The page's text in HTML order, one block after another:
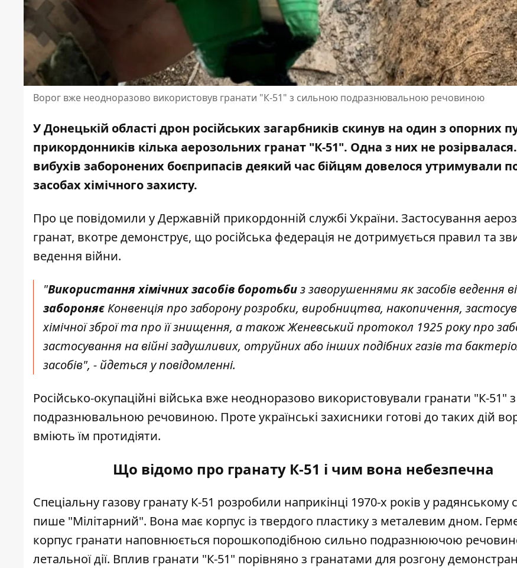
Ворог вже неодноразово використовув гранати "К-51" з сильною подразнювальною речовиною
У Донецькій області дрон російських загарбників скинув на один з опорних
прикордонників кілька аерозольних гранат "К-51". Одна з них не
вибухів заборонених боєприпасів деякий час бійцям довелося утримували
засобах хімічного захисту.
Про це повідомили у Державній прикордонній службі України. Застосування
гранат, вкотре демонструє, що російська федерація не дотримується правил та
ведення війни.
"Використання хімічних засобів боротьбиз заворушеннями як засобів ведення
забороняє Конвенція про заборону розробки, виробництва, накопичення,
хімічної зброї та про її знищення, а також Женевський протокол 1925 року про
застосування на війні задушливих, отруйних або інших подібних газів та
засобів", - йдеться у повідомленні.
Російсько-окупаційні війська вже неодноразово використовували гранати "К-51"
подразнювальною речовиною. Проте українські захисники готові до таких дій
вміють їм протидіяти.
Що відомо про гранату К-51 і чим вона небезпечна
Спеціальну газову гранату К-51 розробили наприкінці 1970-х років у радянському
пише "Мілітарний". Вона має корпус із твердого пластику з металевим дном.
корпус гранати наповнюється порошкоподібною сильно подразнюючою
летальної дії. Вплив гранати "К-51" порівняно з гранатами для розгону